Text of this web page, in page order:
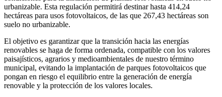
urbanizable. Esta regulación permitirá destinar hasta 414,24
hectáreas para usos fotovoltaicos, de las que 267,43 hectáreas son
suelo no urbanizable.
El objetivo es garantizar que la transición hacia las energías
renovables se haga de forma ordenada, compatible con los valores
paisajísticos, agrarios y medioambientales de nuestro término
municipal, evitando la implantación de parques fotovoltaicos que
pongan en riesgo el equilibrio entre la generación de energía
renovable y la protección de los valores locales.